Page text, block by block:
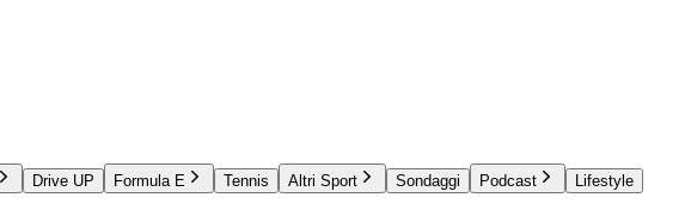
Drive UP Formula E Tennis Altri Sport Sondaggi Podcast
Lifestyle